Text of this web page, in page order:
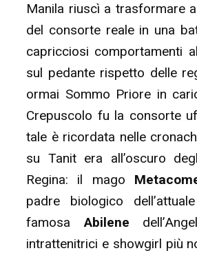
Manila riuscì a trasformare
del consorte reale in una
capricciosi comportamenti
sul pedante rispetto delle
ormai Sommo Priore in
Crepuscolo fu la consorte
tale è ricordata nelle
su Tanit era all’oscuro
Regina: il mago
padre biologico
famosaAbilene
intrattenitrici e showgirl più